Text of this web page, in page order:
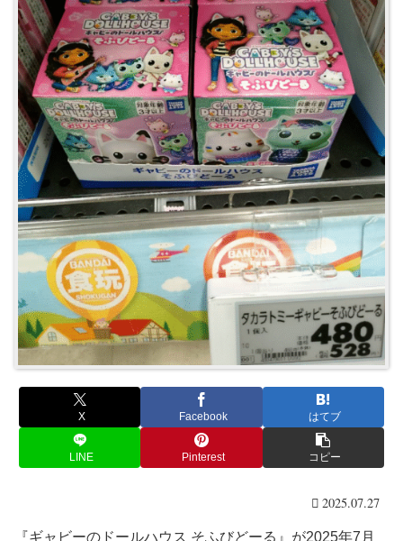
X Facebook はてブ
LINE Pinterest コピー
2025.07.27
『ギャビーのドールハウス そふびどーる』が2025年7月